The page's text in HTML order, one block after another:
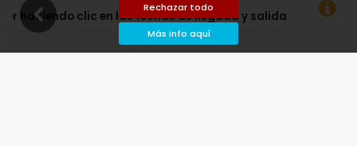
Rechazar todo
Más info aquí